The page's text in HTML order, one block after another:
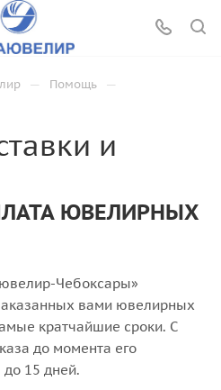
— Помощь —
и
ЮВЕЛИРНЫХ
Чебоксары»
вами ювелирных
кратчайшие сроки. С
до момента его
до 15 дней.